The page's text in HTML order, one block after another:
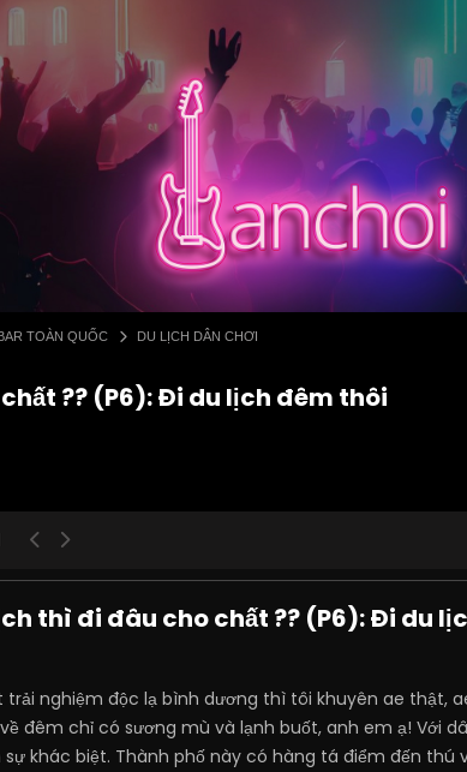
TOÀN QUỐC DU LỊCH DÂN CHƠI
?? (P6): Đi du lịch đêm thôi
thì đi đâu cho chất ?? (P6): Đi du
nghiệm độc lạ bình dương thì tôi khuyên ae thật,
đêm chỉ có sương mù và lạnh buốt, anh em ạ! Với
khác biệt. Thành phố này có hàng tá điểm đến